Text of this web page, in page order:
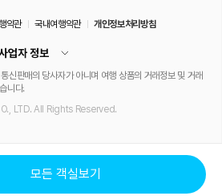
모든 객실보기